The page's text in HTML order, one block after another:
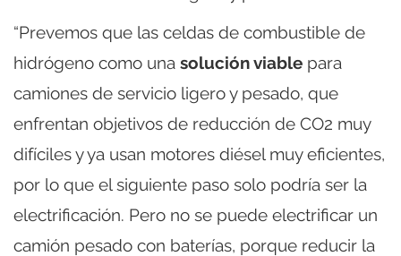
“Prevemos que las celdas de combustible de
hidrógeno como una solución viable para
camiones de servicio ligero y pesado, que
enfrentan objetivos de reducción de CO2 muy
difíciles y ya usan motores diésel muy eficientes,
por lo que el siguiente paso solo podría ser la
electrificación. Pero no se puede electrificar un
camión pesado con baterías, porque reducir la